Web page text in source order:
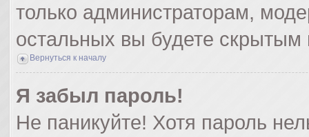
только администраторам,
остальных вы будете скрытым
Вернуться к началу
Я забыл пароль!
Не паникуйте! Хотя пароль